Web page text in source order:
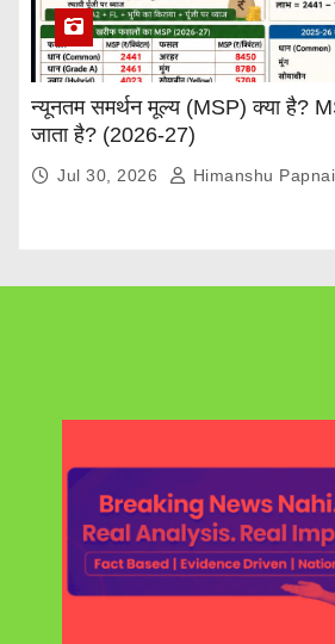
न्यूनतम समर्थन मूल्य (MSP) क्या है?
जाता है? (2026-27)
Jul 30, 2026 Himanshu Papnai